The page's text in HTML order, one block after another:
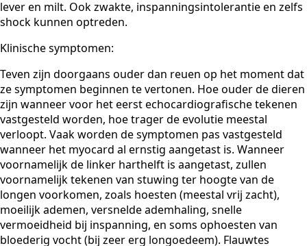
lever en milt. Ook zwakte, inspanningsintolerantie en zelfs
shock kunnen optreden.
Klinische symptomen:
Teven zijn doorgaans ouder dan reuen op het moment dat
ze symptomen beginnen te vertonen. Hoe ouder de dieren
zijn wanneer voor het eerst echocardiografische tekenen
vastgesteld worden, hoe trager de evolutie meestal
verloopt. Vaak worden de symptomen pas vastgesteld
wanneer het myocard al ernstig aangetast is. Wanneer
voornamelijk de linker harthelft is aangetast, zullen
voornamelijk tekenen van stuwing ter hoogte van de
longen voorkomen, zoals hoesten (meestal vrij zacht),
moeilijk ademen, versnelde ademhaling, snelle
vermoeidheid bij inspanning, en soms ophoesten van
bloederig vocht (bij zeer erg longoedeem). Flauwtes